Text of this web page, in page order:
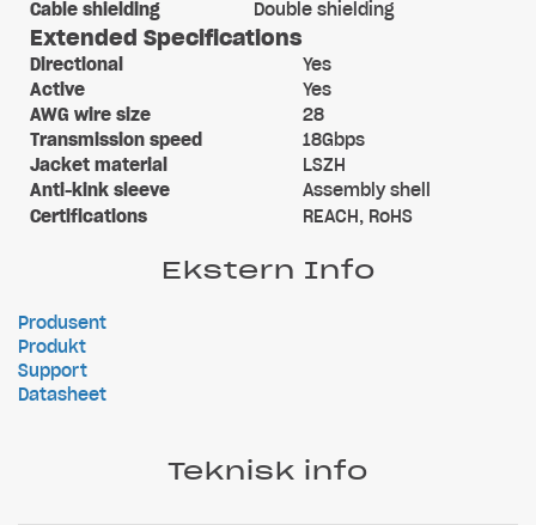
Cable shielding Double shielding
Extended Specifications
Directional
Yes
Active
Yes
AWG wire size
28
Transmission speed
18Gbps
Jacket material
LSZH
Anti-kink sleeve
Assembly shell
Certifications
REACH, RoHS
Ekstern Info
Produsent
Produkt
Support
Datasheet
Teknisk info